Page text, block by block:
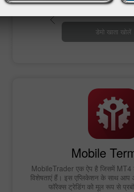
ट्रेडिंग खाता खोलें
Mobile
MobileTrader एक ऐप है जिसमें MT4
विशेषताएं हैं। इस एप्लिकेशन के साथ
फॉरेक्स ट्रेडिंग को मूल रूप से